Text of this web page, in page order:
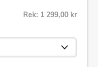
Rek: 1 299,00 kr